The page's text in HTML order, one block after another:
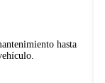
hasta